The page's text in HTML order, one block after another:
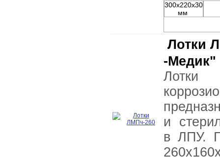
300х220х30
мм
Лотки
-Медик"
Лотки
и
в ЛПУ.